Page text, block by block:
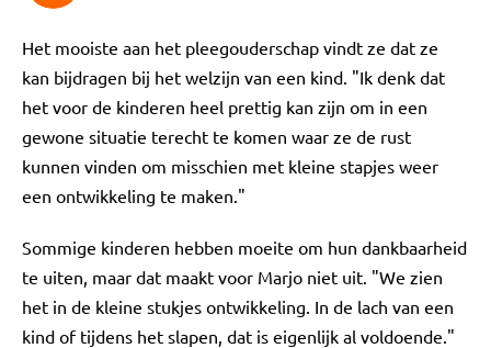
Het mooiste aan het pleegouderschap vindt ze dat ze
kan bijdragen bij het welzijn van een kind. "Ik denk dat
het voor de kinderen heel prettig kan zijn om in een
gewone situatie terecht te komen waar ze de rust
kunnen vinden om misschien met kleine stapjes weer
een ontwikkeling te maken."
Sommige kinderen hebben moeite om hun dankbaarheid
te uiten, maar dat maakt voor Marjo niet uit. "We zien
het in de kleine stukjes ontwikkeling. In de lach van een
kind of tijdens het slapen, dat is eigenlijk al voldoende."